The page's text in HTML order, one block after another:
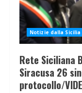
Notizie dalla Sicilia
Rete Siciliana
Siracusa 26
protocollo/